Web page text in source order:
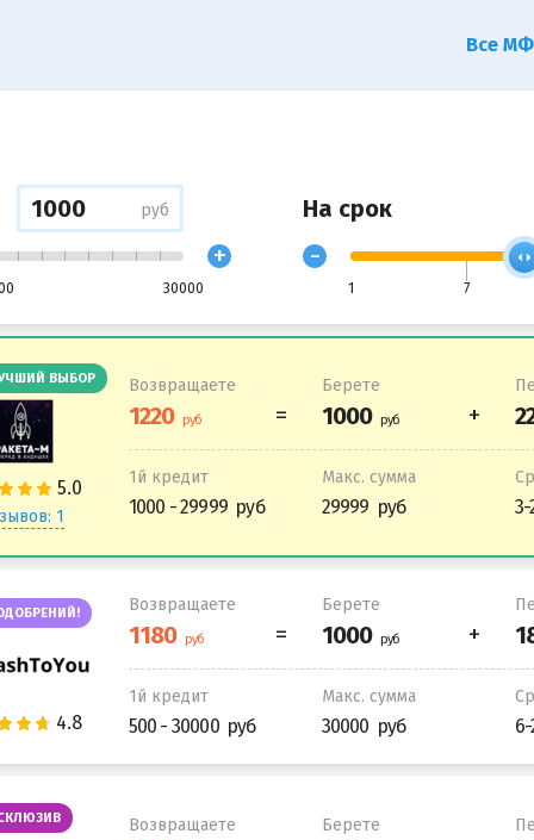
руб
30000
+
На срок
-
1 7
ВЫБОР
1
Возвращаете Берете
1й кредит
1000 - 29999
Макс. сумма
29999
Возвращаете Берете
1й кредит
500 - 30000
Макс. сумма
30000
Возвращаете Берете
Все